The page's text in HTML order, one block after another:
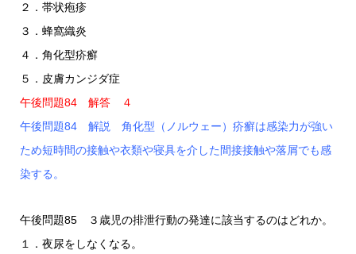
２．帯状疱疹
３．蜂窩織炎
４．角化型疥癬
５．皮膚カンジダ症
午後問題84 解答 ４
午後問題84 解説 角化型（ノルウェー）疥癬は感染力が強い
ため短時間の接触や衣類や寝具を介した間接接触や落屑でも感
染する。
午後問題85 ３歳児の排泄行動の発達に該当するのはどれか。
１．夜尿をしなくなる。